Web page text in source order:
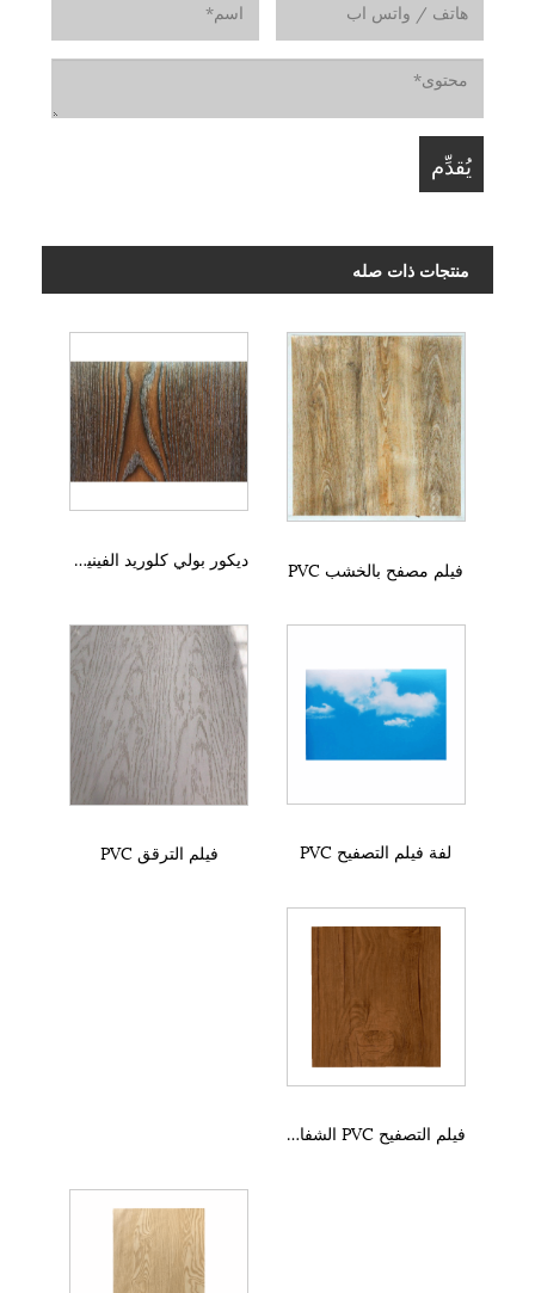
منتجات ذات صله
ديكور بولي كلوريد الفينيل فيلم التصفيح البلاستيكية فيلم فيلم مصفح بالخشب PVC
فيلم الترقق PVC لفة فيلم التصفيح PVC
فيلم التصفيح PVC الشفاف